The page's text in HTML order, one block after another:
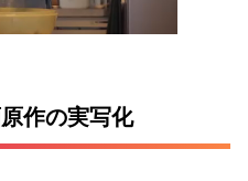
作の実写化